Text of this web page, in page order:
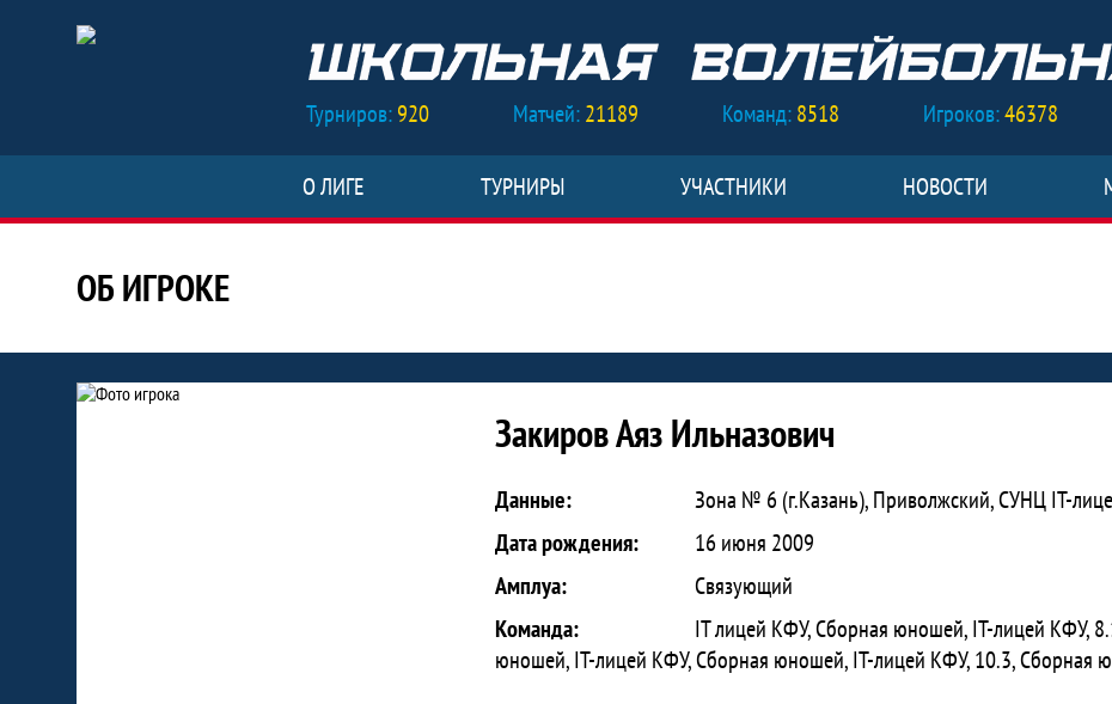
Турниров:920 Матчей:21189 Команд:8518 Игроков:46378
О ЛИГЕ ТУРНИРЫ УЧАСТНИКИ НОВОСТИ
ОБ ИГРОКЕ
Статистика игрока Закиров Аяз Ильназович
Закиров Аяз Ильназович
Данные:
Зона № 6 (г.Казань), Приволжский, СУНЦ IT-
Дата рождения:
16 июня 2009
Амплуа:
Связующий
Команда:
IT лицей КФУ, Сборная юношей, IT-лицей КФУ,
юношей, IT-лицей КФУ, Сборная юношей, IT-лицей КФУ, 10.3, Сборная